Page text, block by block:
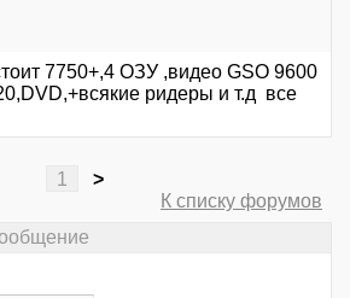
7750+,4 ОЗУ ,видео GSO 9600
ридеры и т.д все
1
>
К списку форумов